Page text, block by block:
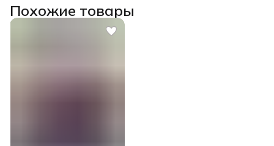
Похожие товары